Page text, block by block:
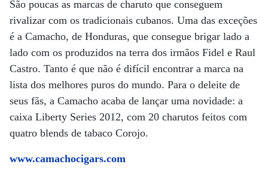
São poucas as marcas de charuto que conseguem
rivalizar com os tradicionais cubanos. Uma das exceções
é a Camacho, de Honduras, que consegue brigar lado a
lado com os produzidos na terra dos irmãos Fidel e Raul
Castro. Tanto é que não é difícil encontrar a marca na
lista dos melhores puros do mundo. Para o deleite de
seus fãs, a Camacho acaba de lançar uma novidade: a
caixa Liberty Series 2012, com 20 charutos feitos com
quatro blends de tabaco Corojo.
www.camachocigars.com